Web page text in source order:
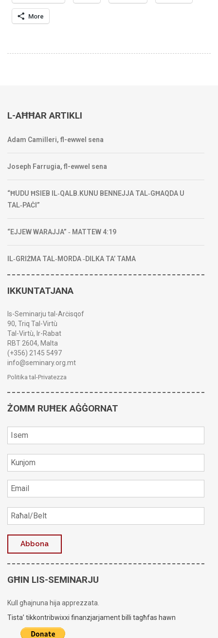
More
L-AĦĦAR ARTIKLI
Adam Camilleri, fl-ewwel sena
Joseph Farrugia, fl-ewwel sena
“ĦUDU ĦSIEB IL‑QALB.KUNU BENNEJJA TAL‑GĦAQDA U
TAL‑PAĊI”
“EJJEW WARAJJA” ‑ MATTEW 4:19
IL‑GRIŻMA TAL‑MORDA ‑DILKA TA’ TAMA
IKKUNTATJANA
Is-Seminarju tal-Arċisqof
90, Triq Tal-Virtù
Tal-Virtù, Ir-Rabat
RBT 2604, Malta
(+356) 2145 5497
info@seminary.org.mt
Politika tal-Privatezza
ŻOMM RUĦEK AĠĠORNAT
GĦIN LIS-SEMINARJU
Kull għajnuna hija apprezzata.
Tista’ tikkontribwixxi finanzjarjament billi tagħfas hawn